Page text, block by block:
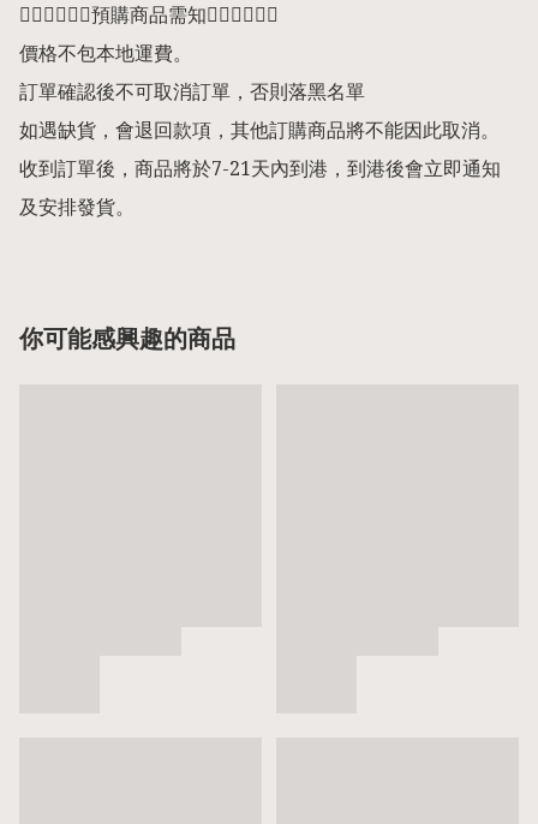
👇🏻👇🏻👇🏻預購商品需知👇🏻👇🏻👇🏻
價格不包本地運費。
訂單確認後不可取消訂單，否則落黑名單
如遇缺貨，會退回款項，其他訂購商品將不能因此取消。
收到訂單後，商品將於7-21天內到港，到港後會立即通知
及安排發貨。
你可能感興趣的商品